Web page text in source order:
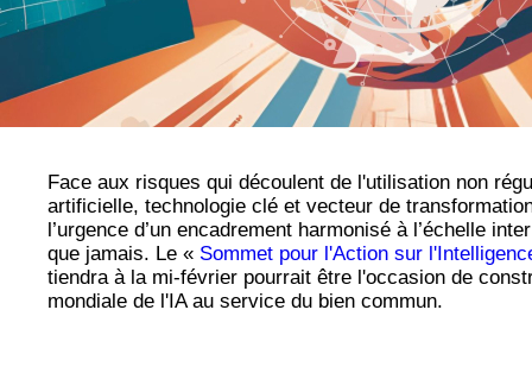
Face aux risques qui découlent de l'utilisation non
artificielle, technologie clé et vecteur de
l’urgence d’un encadrement harmonisé à l’échelle
que jamais. Le « Sommet pour l'Action sur
tiendra à la mi-février pourrait être l'occasion de
mondiale de l'IA au service du bien commun.